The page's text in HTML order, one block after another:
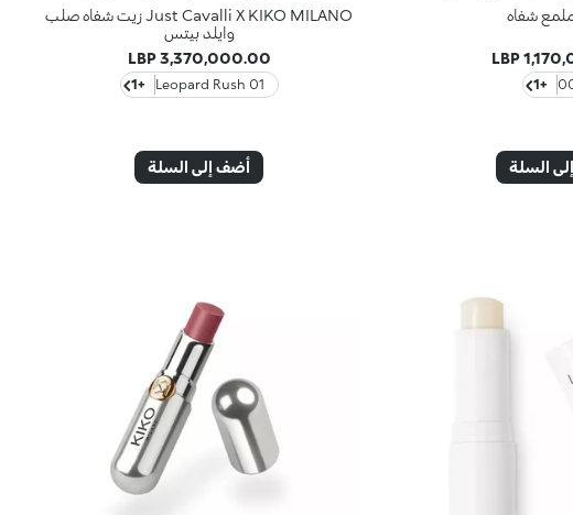
شفاه
+1
السلة
Just Cavalli X KIKO MILANO زيت شفاه صلب
وايلد بيتس
3,370,000.00 LBP
01 Leopard Rush
+1
أضف إلى السلة